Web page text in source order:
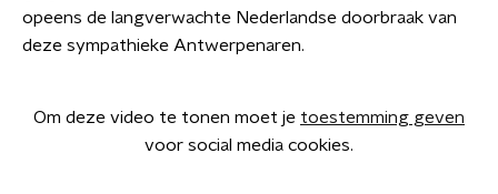
opeens de langverwachte Nederlandse doorbraak van
deze sympathieke Antwerpenaren.
Om deze video te tonen moet je toestemming geven
voor social media cookies.